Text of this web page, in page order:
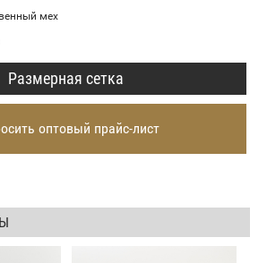
мех
Размерная сетка
оптовый прайс-лист